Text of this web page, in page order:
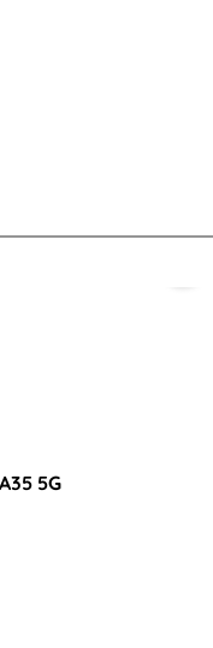
Läder Brun
5G